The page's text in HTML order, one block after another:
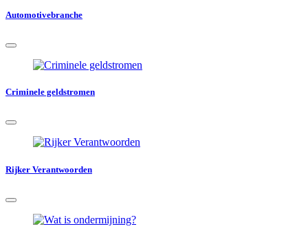
Automotivebranche
Criminele geldstromen
Rijker Verantwoorden